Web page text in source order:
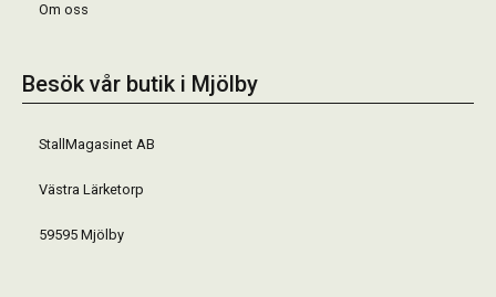
Om oss
Besök vår butik i Mjölby
StallMagasinet AB
Västra Lärketorp
59595 Mjölby